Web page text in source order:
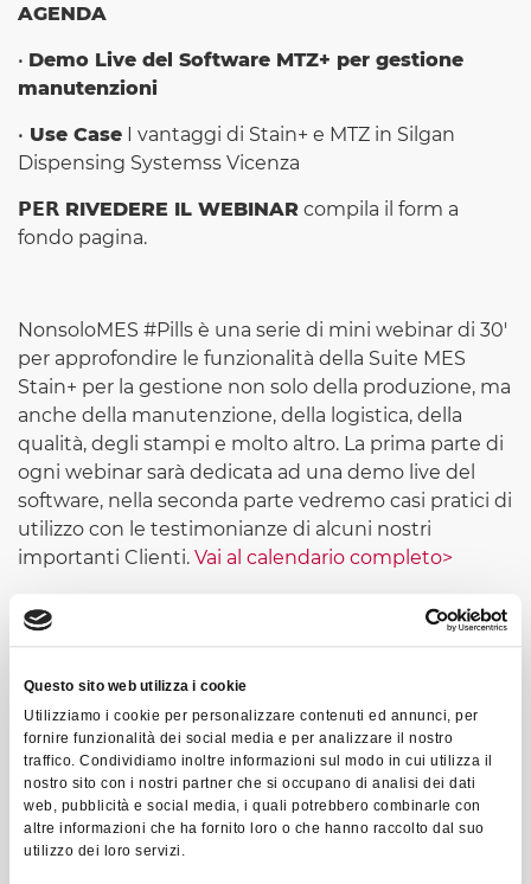
Questo sito web utilizza i cookie
Utilizziamo i cookie per personalizzare contenuti ed annunci, per
fornire funzionalità dei social media e per analizzare il nostro
traffico. Condividiamo inoltre informazioni sul modo in cui utilizza il
nostro sito con i nostri partner che si occupano di analisi dei dati
web, pubblicità e social media, i quali potrebbero combinarle con
altre informazioni che ha fornito loro o che hanno raccolto dal suo
utilizzo dei loro servizi.
AGENDA
• Demo Live del Software MTZ+ per gestione
manutenzioni
• Use Case I vantaggi di Stain+ e MTZ in Silgan
Dispensing Systemss Vicenza
𝗣𝗘𝗥 RIVEDERE IL WEBINAR compila il form a
fondo pagina.
NonsoloMES #Pills è una serie di mini webinar di 30'
per approfondire le funzionalità della Suite MES
Stain+ per la gestione non solo della produzione, ma
anche della manutenzione, della logistica, della
qualità, degli stampi e molto altro. La prima parte di
ogni webinar sarà dedicata ad una demo live del
software, nella seconda parte vedremo casi pratici di
utilizzo con le testimonianze di alcuni nostri
importanti Clienti. Vai al calendario completo>
PER RIVEDERE IL
WEBINAR COMPILA